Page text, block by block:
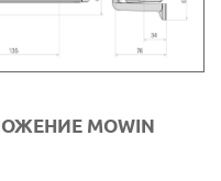
MOWIN